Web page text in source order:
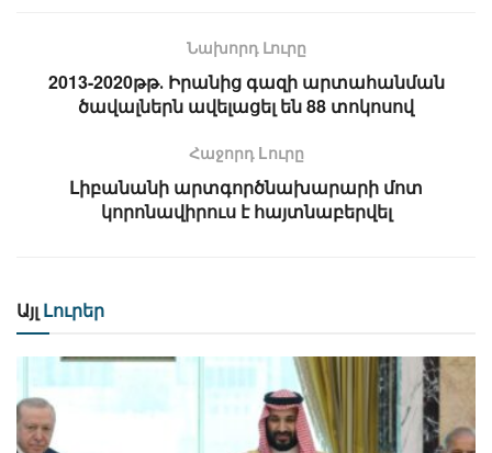
Նախորդ Լուրը
2013-2020թթ․ Իրանից գազի արտահանման
ծավալներն ավելացել են 88 տոկոսով
Հաջորդ Lուրը
Լիբանանի արտգործնախարարի մոտ
կորոնավիրուս է հայտնաբերվել
Այլ Լուրեր